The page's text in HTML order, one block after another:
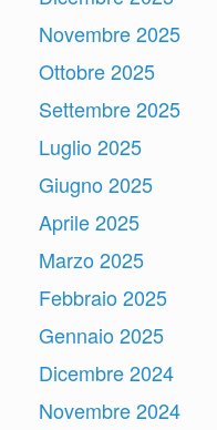
Novembre 2025
Ottobre 2025
Settembre 2025
Luglio 2025
Giugno 2025
Aprile 2025
Marzo 2025
Febbraio 2025
Gennaio 2025
Dicembre 2024
Novembre 2024